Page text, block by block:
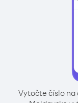
Vytočte číslo na